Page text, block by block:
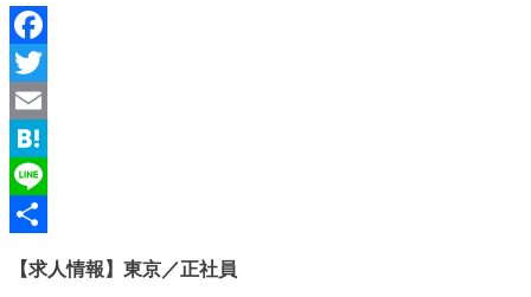
Facebook
Twitter
Email
Hatena
Line
【求人情報】東京／正社員